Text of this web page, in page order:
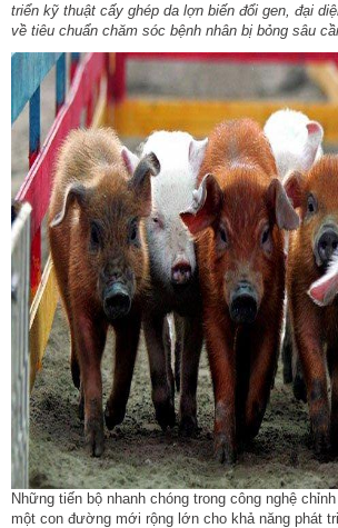
triển kỹ thuật cấy ghép da lợn biến đổi gen, đại
về tiêu chuẩn chăm sóc bệnh nhân bị bỏng sâu
Những tiến bộ nhanh chóng trong công nghệ
một con đường mới rộng lớn cho khả năng phát